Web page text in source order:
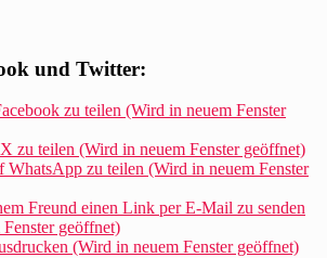
und Twitter:
zu teilen (Wird in neuem Fenster
zu teilen (Wird in neuem Fenster geöffnet)
WhatsApp zu teilen (Wird in neuem Fenster
Freund einen Link per E-Mail zu senden
geöffnet)
(Wird in neuem Fenster geöffnet)